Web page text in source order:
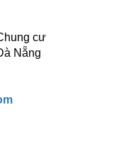
cư
Nẵng